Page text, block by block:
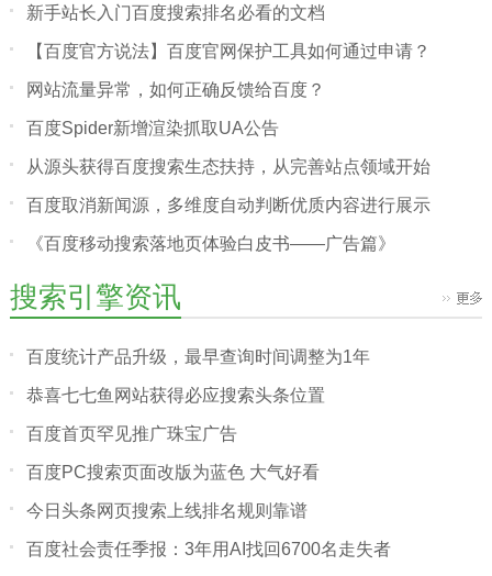
新手站长入门百度搜索排名必看的文档
【百度官方说法】百度官网保护工具如何通过申请？
网站流量异常，如何正确反馈给百度？
百度Spider新增渲染抓取UA公告
从源头获得百度搜索生态扶持，从完善站点领域开始
百度取消新闻源，多维度自动判断优质内容进行展示
《百度移动搜索落地页体验白皮书——广告篇》
搜索引擎资讯
百度统计产品升级，最早查询时间调整为1年
恭喜七七鱼网站获得必应搜索头条位置
百度首页罕见推广珠宝广告
百度PC搜索页面改版为蓝色 大气好看
今日头条网页搜索上线排名规则靠谱
百度社会责任季报：3年用AI找回6700名走失者